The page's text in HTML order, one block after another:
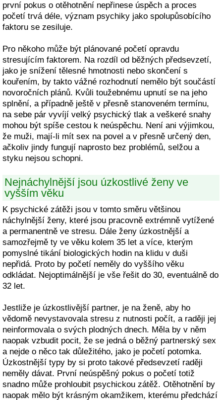
první pokus o otěhotnění nepřinese úspěch a proces
početí trvá déle, význam psychiky jako spolupůsobícího
faktoru se zesiluje.
Pro někoho může být plánované početí opravdu
stresujícím faktorem. Na rozdíl od běžných předsevzetí,
jako je snížení tělesné hmotnosti nebo skončení s
kouřením, by takto vážné rozhodnutí nemělo být součástí
novoročních plánů. Kvůli toužebnému upnutí se na jeho
splnění, a případně ještě v přesně stanoveném termínu,
na sebe pár vyvíjí velký psychický tlak a veškeré snahy
mohou být spíše cestou k neúspěchu. Není ani výjimkou,
že muži, mají-li mít sex na povel a v přesně určený den,
ačkoliv jindy fungují naprosto bez problémů, selžou a
styku nejsou schopni.
Nejnáchylnější jsou úzkostlivé ženy ve
vyšším věku
K psychické zátěži jsou v tomto směru většinou
náchylnější ženy, které jsou pracovně extrémně vytížené
a permanentně ve stresu. Dále ženy úzkostnější a
samozřejmě ty ve věku kolem 35 let a více, kterým
pomyslné tikání biologických hodin na klidu v duši
nepřidá. Proto by početí neměly do vyššího věku
odkládat. Nejoptimálnější je vše řešit do 30, eventuálně do
32 let.
Jestliže je úzkostlivější partner, je na ženě, aby ho
vědomě nevystavovala stresu z nutnosti počít, a raději jej
neinformovala o svých plodných dnech. Měla by v něm
naopak vzbudit pocit, že se jedná o běžný partnerský sex
a nejde o něco tak důležitého, jako je početí potomka.
Úzkostnější typy by si proto takové předsevzetí raději
neměly dávat. První neúspěšný pokus o početí totiž
snadno může prohloubit psychickou zátěž. Otěhotnění by
naopak mělo být krásným okamžikem, kterému předchází